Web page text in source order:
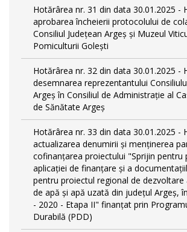
Hotărârea nr. 31 din data 30.01.2025 -
aprobarea încheierii protocolului de
Consiliul Județean Argeș și Muzeul
Pomiculturii Golești
Hotărârea nr. 32 din data 30.01.2025 -
desemnarea reprezentantului
Argeș în Consiliul de Administrație al
de Sănătate Argeș
Hotărârea nr. 33 din data 30.01.2025 -
actualizarea denumirii și menținerea
cofinanțarea proiectului "Sprijin pentru
aplicaţiei de finanţare şi a
pentru proiectul regional de dezvoltare
de apă şi apă uzată din judeţul Argeş,
- 2020 - Etapa II" finanțat prin
Durabilă (PDD)